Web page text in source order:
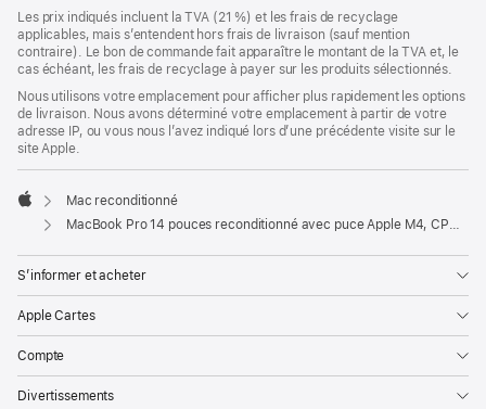
Les prix indiqués incluent la TVA (21 %) et les frais de recyclage
applicables, mais s’entendent hors frais de livraison (sauf mention
contraire). Le bon de commande fait apparaître le montant de la TVA et, le
cas échéant, les frais de recyclage à payer sur les produits sélectionnés.
Nous utilisons votre emplacement pour afficher plus rapidement les options
de livraison. Nous avons déterminé votre emplacement à partir de votre
adresse IP, ou vous nous l’avez indiqué lors d’une précédente visite sur le
site Apple.
Apple
Mac reconditionné
MacBook Pro 14 pouces reconditionné avec puce Apple M4, CPU 10 cœurs, GPU 10 cœurs - Noir sidéral
S’informer et acheter
Apple Cartes
Compte
Divertissements